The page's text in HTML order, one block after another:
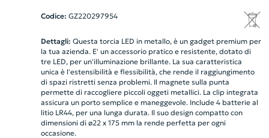
Codice: GZ220297954
Dettagli: Questa torcia LED in metallo, è un gadget premium per
la tua azienda. E' un accessorio pratico e resistente, dotato di
tre LED, per un'illuminazione brillante. La sua caratteristica
unica è l'estensibilità e flessibilità, che rende il raggiungimento
di spazi ristretti senza problemi. Il magnete sulla punta
permette di raccogliere piccoli oggeti metallici. La clip integrata
assicura un porto semplice e maneggevole. Include 4 batterie al
litio LR44, per una lunga durata. Il suo design compatto con
dimensioni di ø22 x 175 mm la rende perfetta per ogni
occasione.